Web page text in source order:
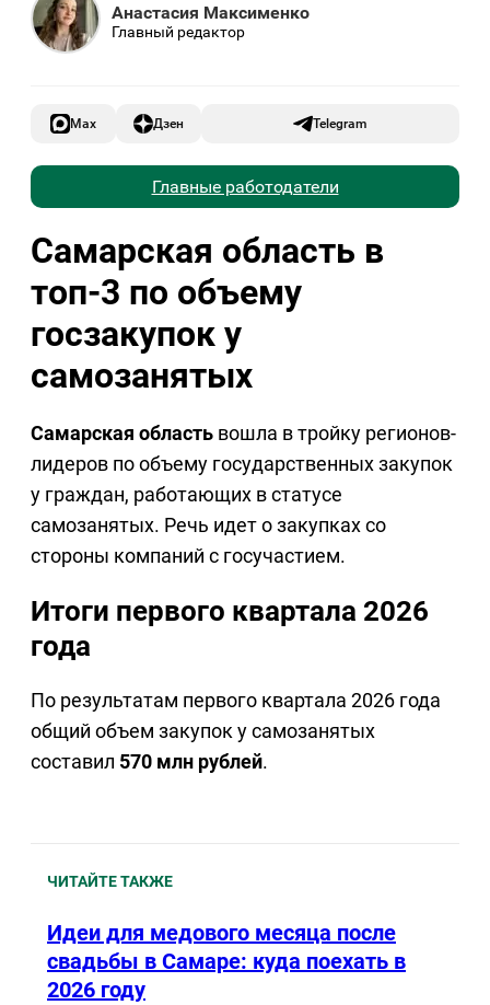
Анастасия Максименко
Главный редактор
Max Дзен Telegram
Главные работодатели
Самарская область в
топ-3 по объему
госзакупок у
самозанятых
Самарская область вошла в тройку регионов-
лидеров по объему государственных закупок
у граждан, работающих в статусе
самозанятых. Речь идет о закупках со
стороны компаний с госучастием.
Итоги первого квартала 2026
года
По результатам первого квартала 2026 года
общий объем закупок у самозанятых
составил 570 млн рублей.
ЧИТАЙТЕ ТАКЖЕ
Идеи для медового месяца после
свадьбы в Самаре: куда поехать в
2026 году